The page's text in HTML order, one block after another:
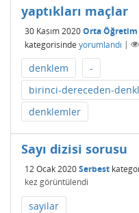
yaptıkları maçlar
30 Kasım 2020Orta
kategorisinde yorumlandı |
denklem
-
birinci-dereceden-
denklemler
Sayı dizisi sorusu
12 Ocak 2020Serbest
kez görüntülendi
sayilar